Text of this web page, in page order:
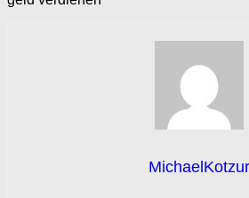
MichaelKotzur